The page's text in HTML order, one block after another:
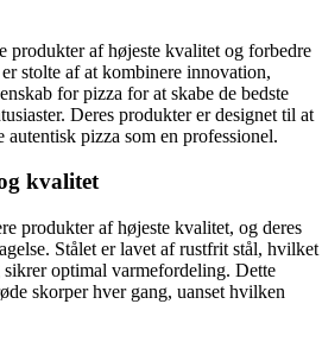
produkter af højeste kvalitet og forbedre
stolte af at kombinere innovation,
for pizza for at skabe de bedste
Deres produkter er designet til at
pizza som en professionel.
kvalitet
produkter af højeste kvalitet, og deres
Stålet er lavet af rustfrit stål, hvilket
optimal varmefordeling. Dette
skorper hver gang, uanset hvilken